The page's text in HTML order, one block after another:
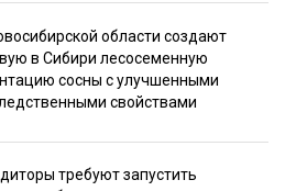
области создают
в Сибири лесосеменную
сосны с улучшенными
свойствами
требуют запустить